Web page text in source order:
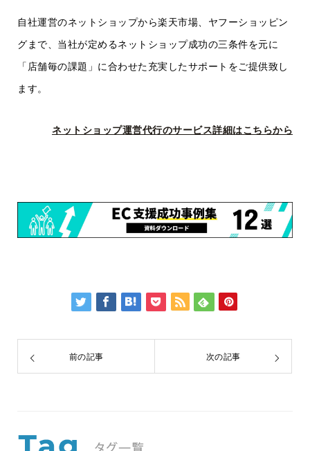
自社運営のネットショップから楽天市場、ヤフーショッピン
グまで、当社が定めるネットショップ成功の三条件を元に
「店舗毎の課題」に合わせた充実したサポートをご提供致し
ます。
ネットショップ運営代行のサービス詳細はこちらから
前の記事 次の記事